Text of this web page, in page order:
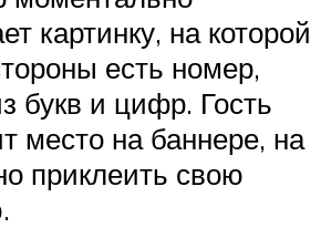
картинку, на которой
есть номер,
букв и цифр. Гость
место на баннере, на
приклеить свою